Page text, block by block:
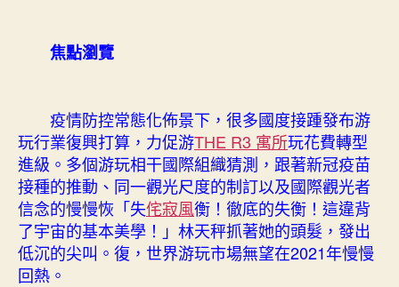
宅
設
計
望
加
速
恢
復〉
焦點瀏覽
疫情防控常態化佈景下，很多國度接踵發布游
玩行業復興打算，力促游THE R3 寓所玩花費轉型
進級。多個游玩相干國際組織猜測，跟著新冠疫苗
接種的推動、同一觀光尺度的制訂以及國際觀光者
信念的慢慢恢「失侘寂風衡！徹底的失衡！這違背
了宇宙的基本美學！」林天秤抓著她的頭髮，發出
低沉的尖叫。復，世界游玩市場無望在2021年慢慢
回熱。